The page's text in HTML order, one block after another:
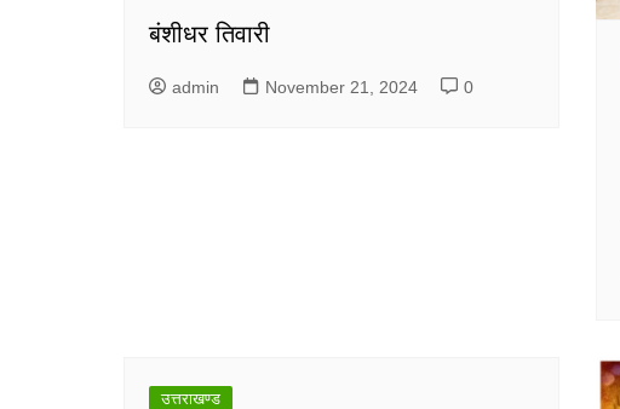
बंशीधर तिवारी
admin November 21, 2024 0
उत्तराखण्ड